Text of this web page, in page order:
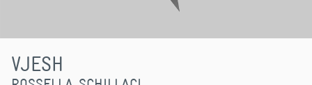
VJESH